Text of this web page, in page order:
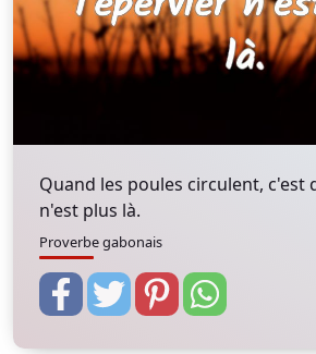
Quand les poules circulent, c'est
n'est plus là.
Proverbe gabonais